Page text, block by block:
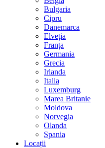
Bulgaria
Cipru
Danemarca
Elveția
Franța
Germania
Grecia
Irlanda
Italia
Luxemburg
Marea Britanie
Moldova
Norvegia
Olanda
Spania
Locații